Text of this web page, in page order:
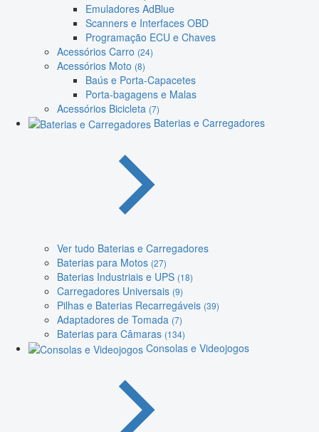
Emuladores AdBlue
Scanners e Interfaces OBD
Programação ECU e Chaves
Acessórios Carro (24)
Acessórios Moto (8)
Baús e Porta-Capacetes
Porta-bagagens e Malas
Acessórios Bicicleta (7)
Baterias e Carregadores
Ver tudo Baterias e Carregadores
Baterias para Motos (27)
Baterias Industriais e UPS (18)
Carregadores Universais (9)
Pilhas e Baterias Recarregáveis (39)
Adaptadores de Tomada (7)
Baterias para Câmaras (134)
Consolas e Videojogos